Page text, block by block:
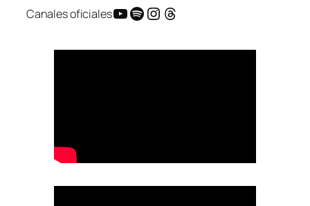
Canales oficialesYouTube
Spotify
Instagram
Threads